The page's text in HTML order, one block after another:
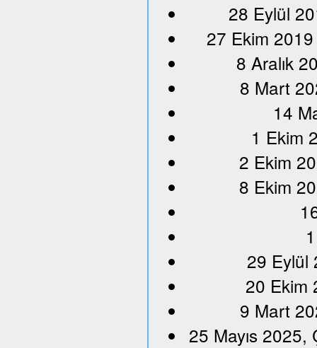
28 Eylül
27 Ekim
8 Aralık
8 Mart
14
1 Ekim
2 Ekim
8 Ekim
29 Eylül
20 Ekim
9 Mart
25 Mayıs